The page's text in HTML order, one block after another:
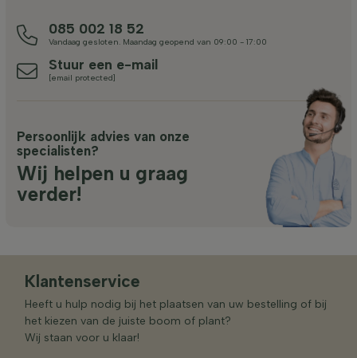
085 002 18 52
Vandaag gesloten. Maandag geopend van 09:00 - 17:00
Stuur een e-mail
[email protected]
Persoonlijk advies van onze
specialisten?
Wij helpen u graag
verder!
Klantenservice
Heeft u hulp nodig bij het plaatsen van uw bestelling of bij
het kiezen van de juiste boom of plant?
Wij staan voor u klaar!